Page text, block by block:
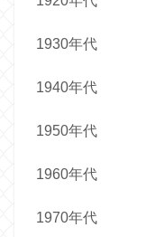
1930年代
1940年代
1950年代
1960年代
1970年代